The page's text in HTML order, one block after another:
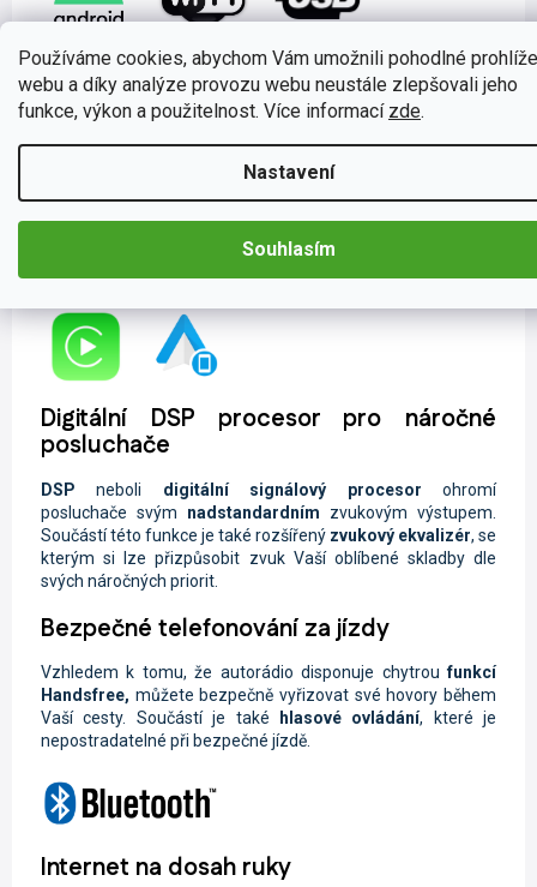
Používáme cookies, abychom Vám umožnili pohodlné
webu a díky analýze provozu webu neustále zlepšovali jeho
funkce, výkon a použitelnost. Více informací zde.
Nastavení
Souhlasím
Ovládání telefonu pomocí Carplay a
Android Auto
telefon s autorádiem a můžete si hravě zrcadlit obrazovku
nadispleji autorádia. Také si můžete vyřizovat svéhovory
, které je nezbytné pro
Digitální DSP procesor pro náročné
posluchače
DSP neboli digitální signálový procesorohromí
posluchače svým nadstandardním zvukovým výstupem.
Součástí této funkce je také rozšířený zvukový ekvalizér, se
kterým si lze přizpůsobit zvuk Vaší oblíbené skladby dle
svých náročných priorit.
Bezpečné telefonování za jízdy
Vzhledem k tomu, že autorádio disponuje chytroufunkcí
Handsfree, můžete bezpečně vyřizovat své hovory během
Vaší cesty. Součástí je také
hlasové ovládání, které je
nepostradatelné při bezpečné jízdě.
Internet na dosah ruky